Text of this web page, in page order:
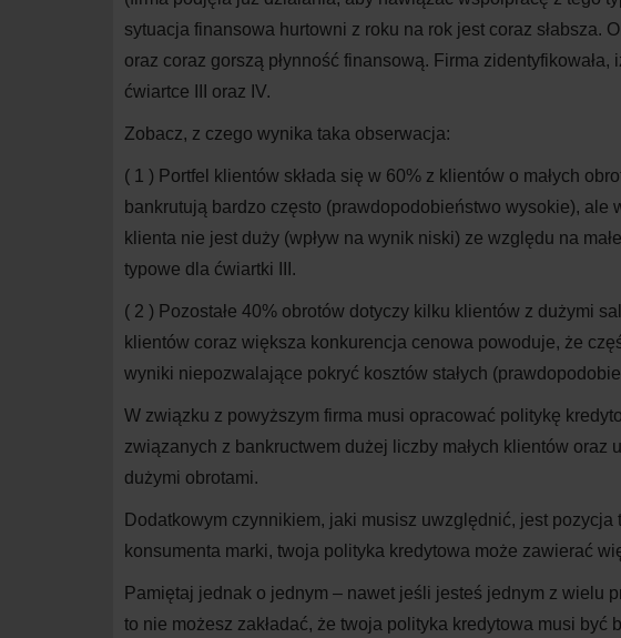
sytuacja finansowa hurtowni z roku na rok jest coraz słabsza.
oraz coraz gorszą płynność finansową. Firma
ćwiartce III oraz IV.
Zobacz, z czego wynika taka obserwacja:
( 1 ) Portfel klientów składa się w 60% z klientów o małych
bankrutują bardzo często (prawdopodobieństwo wysokie), ale
klienta nie jest duży (wpływ na wynik niski) ze względu na
typowe dla ćwiartki III.
( 2 ) Pozostałe 40% obrotów dotyczy kilku klientów z dużymi
klientów coraz większa konkurencja cenowa powoduje, że
wyniki niepozwalające pokryć kosztów stałych
W związku z powyższym firma musi opracować politykę
związanych z bankructwem dużej liczby małych klientów
dużymi obrotami.
Dodatkowym czynnikiem, jaki musisz uwzględnić, jest
konsumenta marki, twoja polityka kredytowa może zawierać
Pamiętaj jednak o jednym – nawet jeśli jesteś jednym z wielu
to nie możesz zakładać, że twoja polityka kredytowa musi